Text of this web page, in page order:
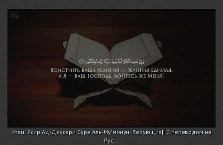
Чтец: Ясир Ад-Даусари Сура Аль-Му'минун- Верующие|| С переводом на
Рус...